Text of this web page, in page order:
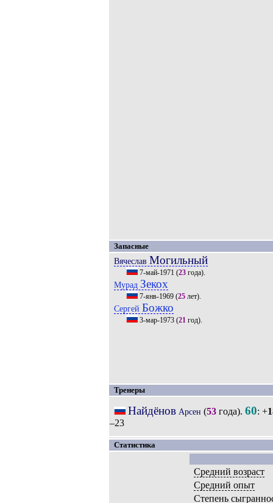
Запасные
Вячеслав Могильный
7-май-1971 (23года).
Мурад Зекох
7-янв-1969(25лет).
Сергей Божко
3-мар-1973(21год).
Тренеры
НайдёновАрсен (53года). 60: +
–23
Статистика
Средний возраст
Средний опыт
Степень